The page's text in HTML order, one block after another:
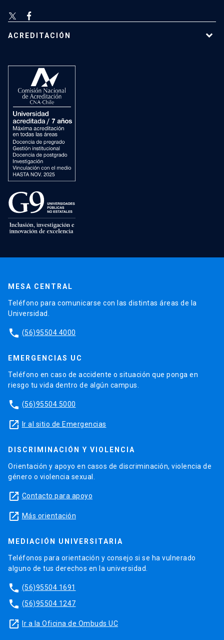
ACREDITACIÓN
MESA CENTRAL
Teléfono para comunicarse con las distintas áreas de la
Universidad.
phone (56)95504 4000
EMERGENCIAS UC
Teléfono en caso de accidente o situación que ponga en
riesgo tu vida dentro de algún campus.
phone (56)95504 5000
launch Ir al sitio de Emergencias
DISCRIMINACIÓN Y VIOLENCIA
Orientación y apoyo en casos de discriminación, violencia de
género o violencia sexual.
launch Contacto para apoyo
launch Más orientación
MEDIACIÓN UNIVERSITARIA
Teléfonos para orientación y consejo si se ha vulnerado
alguno de tus derechos en la universidad.
phone (56)95504 1691
phone (56)95504 1247
launch Ir a la Oficina de Ombuds UC